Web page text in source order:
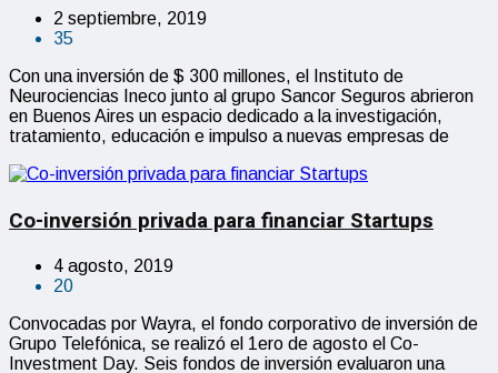
2 septiembre, 2019
35
Con una inversión de $ 300 millones, el Instituto de
Neurociencias Ineco junto al grupo Sancor Seguros abrieron
en Buenos Aires un espacio dedicado a la investigación,
tratamiento, educación e impulso a nuevas empresas de
Co-inversión privada para financiar Startups
4 agosto, 2019
20
Convocadas por Wayra, el fondo corporativo de inversión de
Grupo Telefónica, se realizó el 1ero de agosto el Co-
Investment Day. Seis fondos de inversión evaluaron una